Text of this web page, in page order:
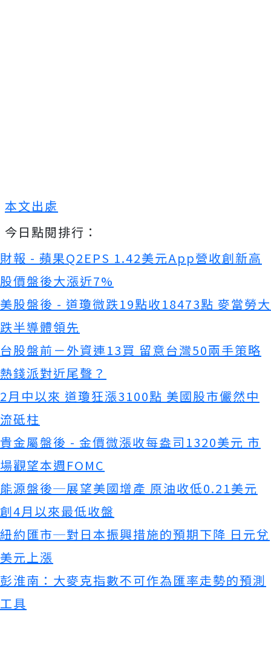
本文出處
今日點閱排行：
財報 - 蘋果Q2EPS 1.42美元App營收創新高
股價盤後大漲近7%
美股盤後 - 道瓊微跌19點收18473點 麥當勞大
跌半導體領先
台股盤前－外資連13買 留意台灣50兩手策略
熱錢派對近尾聲？
2月中以來 道瓊狂漲3100點 美國股市儼然中
流砥柱
貴金屬盤後 - 金價微漲收每盎司1320美元 市
場觀望本週FOMC
能源盤後─展望美國增產 原油收低0.21美元
創4月以來最低收盤
紐約匯市─對日本振興措施的預期下降 日元兌
美元上漲
彭淮南：大麥克指數不可作為匯率走勢的預測
工具